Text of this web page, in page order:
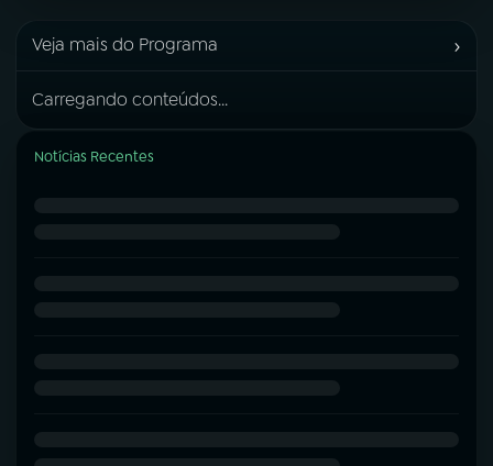
Veja mais do Programa ›
Carregando conteúdos...
Notícias Recentes